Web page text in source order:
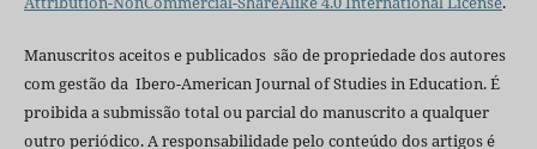
Manuscritos aceitos e publicados são de propriedade dos autores
com gestão da Ibero-American Journal of Studies in Education. É
proibida a submissão total ou parcial do manuscrito a qualquer
outro periódico. A responsabilidade pelo conteúdo dos artigos é